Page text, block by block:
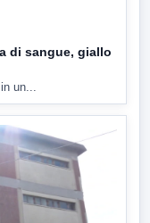
di sangue, giallo
un...